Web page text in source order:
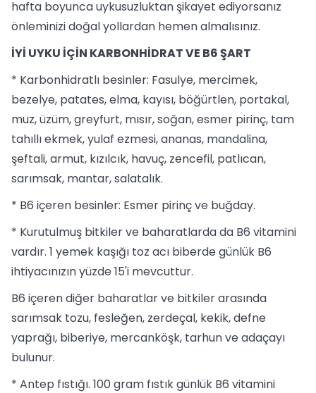
hafta boyunca uykusuzluktan şikayet ediyorsanız
önleminizi doğal yollardan hemen almalısınız.
İYİ UYKU İÇİN KARBONHİDRAT VE B6 ŞART
* Karbonhidratlı besinler: Fasulye, mercimek,
bezelye, patates, elma, kayısı, böğürtlen, portakal,
muz, üzüm, greyfurt, mısır, soğan, esmer pirinç, tam
tahıllı ekmek, yulaf ezmesi, ananas, mandalina,
şeftali, armut, kızılcık, havuç, zencefil, patlıcan,
sarımsak, mantar, salatalık.
* B6 içeren besinler: Esmer pirinç ve buğday.
* Kurutulmuş bitkiler ve baharatlarda da B6 vitamini
vardır. 1 yemek kaşığı toz acı biberde günlük B6
ihtiyacınızın yüzde 15'i mevcuttur.
B6 içeren diğer baharatlar ve bitkiler arasında
sarımsak tozu, fesleğen, zerdeçal, kekik, defne
yaprağı, biberiye, mercanköşk, tarhun ve adaçayı
bulunur.
* Antep fıstığı. 100 gram fıstık günlük B6 vitamini